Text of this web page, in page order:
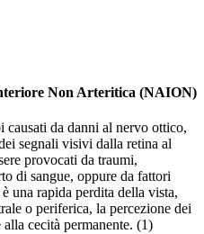
Non Arteritica (NAION)
causati da danni al nervo ottico,
segnali visivi dalla retina al
provocati da traumi,
di sangue, oppure da fattori
una rapida perdita della vista,
o periferica, la percezione dei
cecità permanente. (1)